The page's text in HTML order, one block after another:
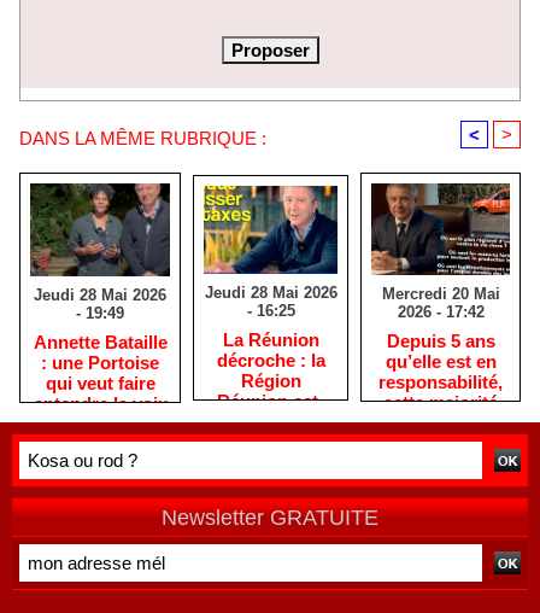
DANS LA MÊME RUBRIQUE : < >
Jeudi 28 Mai 2026
- 19:49
​Annette Bataille
: une Portoise
qui veut faire
entendre la voix
des femmes
réunionnaises
Jeudi 28 Mai 2026
- 16:25
​La Réunion
décroche : la
Région
Réunion est-
elle devenue
une machine
?
Mercredi 20 Mai
2026 - 17:42
Depuis 5 ans
qu’elle est en
responsabilité,
cette majorité
PLR / LFI / PS
est immobile,
auto en panne !
Newsletter GRATUITE